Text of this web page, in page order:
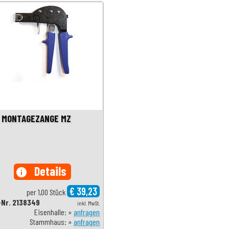
MZ
info Details
per 1,00 Stück € 39,23
inkl. MwSt.
2138349
Eisenhalle: » anfragen
Stammhaus: » anfragen